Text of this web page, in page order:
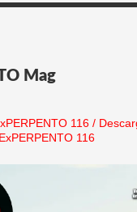
Mag
116 /
ExPERPENTO 116